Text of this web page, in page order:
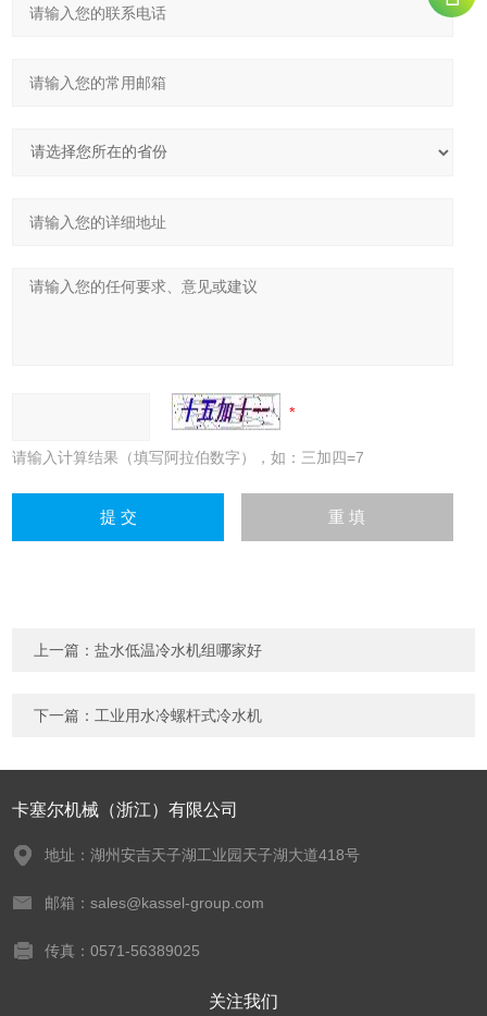
请输入计算结果（填写阿拉伯数字），如：三加四=7
上一篇：盐水低温冷水机组哪家好
下一篇： 工业用水冷螺杆式冷水机
卡塞尔机械（浙江）有限公司
地址：湖州安吉天子湖工业园天子湖大道418号
邮箱：sales@kassel-group.com
传真：0571-56389025
关注我们